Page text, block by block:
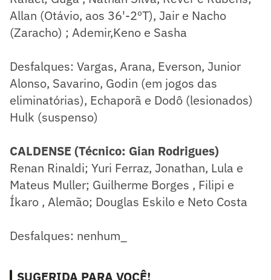
Allan (Otávio, aos 36'-2ºT), Jair e Nacho
(Zaracho) ; Ademir,Keno e Sasha
Desfalques: Vargas, Arana, Everson, Junior
Alonso, Savarino, Godin (em jogos das
eliminatórias), Echaporã e Dodô (lesionados)
Hulk (suspenso)
CALDENSE (Técnico: Gian Rodrigues)
Renan Rinaldi; Yuri Ferraz, Jonathan, Lula e
Mateus Muller; Guilherme Borges , Filipi e
Íkaro , Alemão; Douglas Eskilo e Neto Costa
Desfalques: nenhum_
SUGERIDA PARA VOCÊ!